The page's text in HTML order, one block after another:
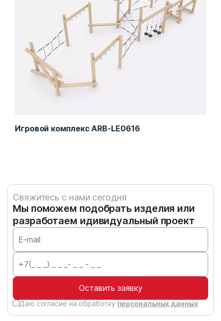
Игровой комплекс ARB-LE0616
Свяжитесь с нами сегодня
Мы поможем подобрать изделия или
разработаем идивидуальный проект
Оставить заявку
Даю согласие на обработку персональных данных